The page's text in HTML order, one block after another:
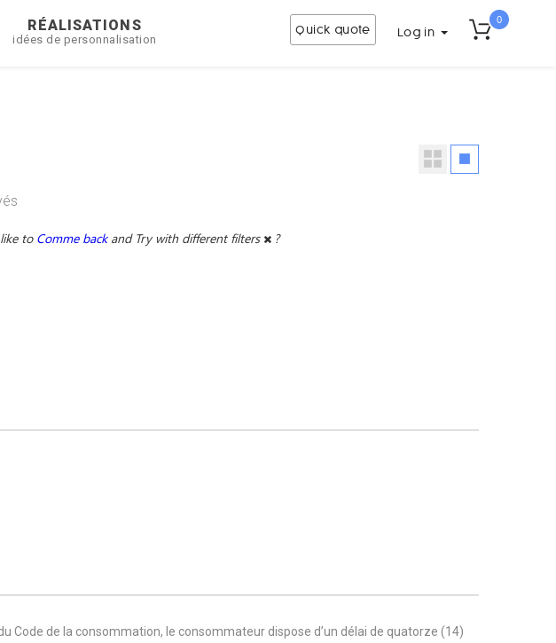
RÉALISATIONS
idées de personnalisation
Quick quote Log in
0
to Comme back and Try with different filters ?
de la consommation, le consommateur dispose d’un délai de quatorze (14)